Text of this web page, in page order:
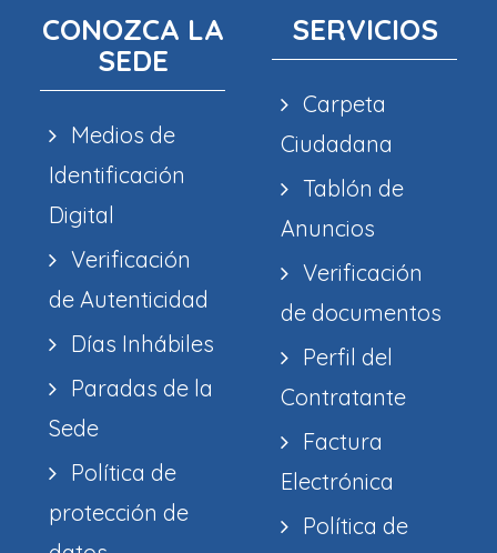
CONOZCA LA
SEDE
Medios de
Identificación
Digital
Verificación
de Autenticidad
Días Inhábiles
Paradas de la
Sede
Política de
protección de
SERVICIOS
Carpeta
Ciudadana
Tablón de
Anuncios
Verificación
de documentos
Perfil del
Contratante
Factura
Electrónica
Política de